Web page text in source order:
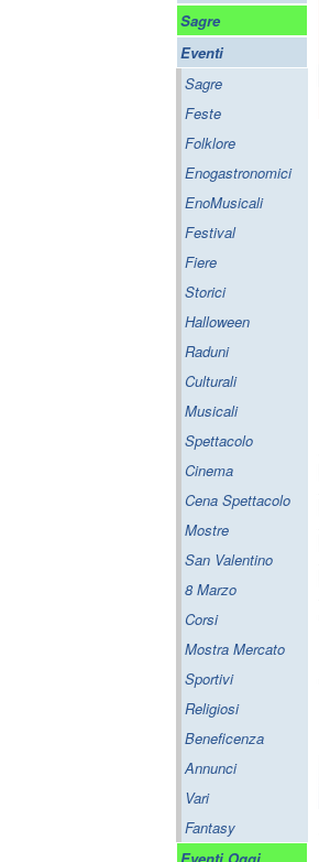
Sagre
Eventi
Sagre
Feste
Folklore
Enogastronomici
EnoMusicali
Festival
Fiere
Storici
Halloween
Raduni
Culturali
Musicali
Spettacolo
Cinema
Cena Spettacolo
Mostre
San Valentino
8 Marzo
Corsi
Mostra Mercato
Sportivi
Religiosi
Beneficenza
Annunci
Vari
Fantasy